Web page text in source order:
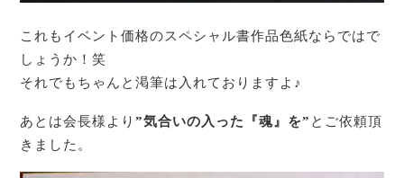
これもイベント価格のスペシャル書作品色紙ならではで
しょうか！笑
それでもちゃんと渇筆は入れておりますよ♪
あとは会長様より”気合いの入った『魂』を” とご依頼頂
きました。